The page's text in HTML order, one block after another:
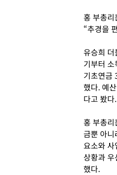
홍 부총
“추경을
유승희
기부터
기초연금
했다. 예
다고 봤다.
홍 부총리
금뿐 아
요소와 사
상황과
했다.